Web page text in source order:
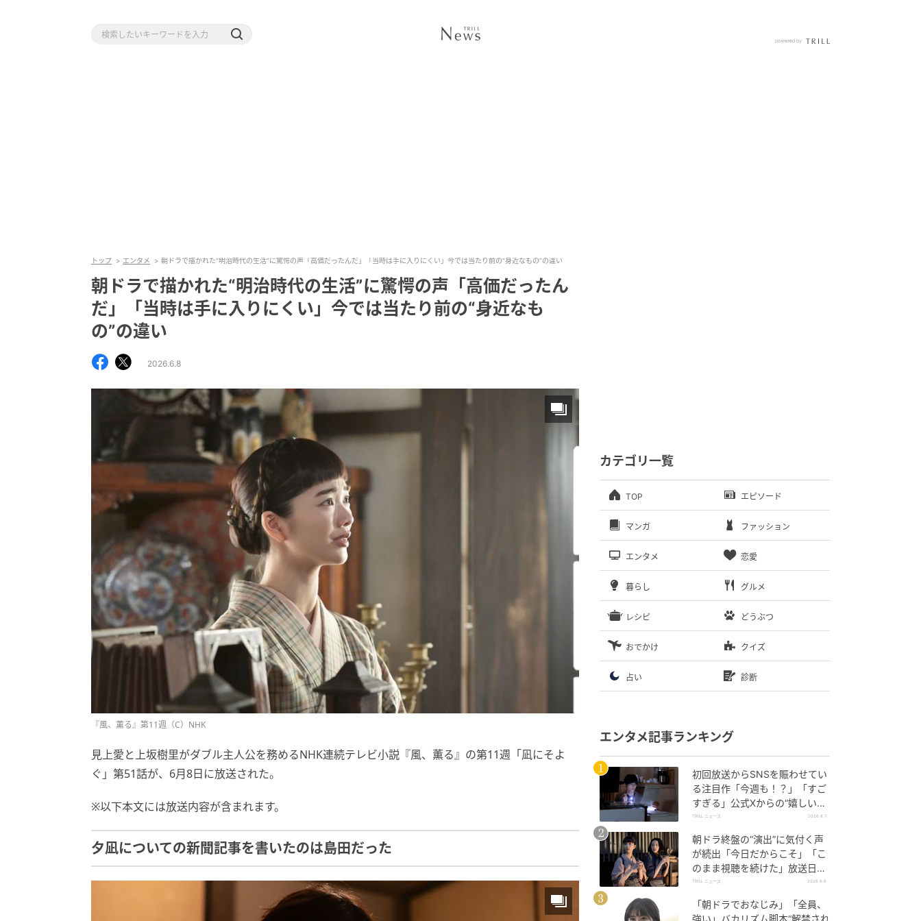
トップ エンタメ 朝ドラで描かれた“明治時代の生活”に驚愕の声「高価だったんだ」「当時は手に入りにくい」今では当たり前の“身近なもの”の違い
朝ドラで描かれた“明治時代の生活”に驚愕の声「高価だったん
だ」「当時は手に入りにくい」今では当たり前の“身近なも
の”の違い
2026.6.8
『風、薫る』第11週（C）NHK
見上愛と上坂樹里がダブル主人公を務めるNHK連続テレビ小説『風、薫る』の第11週​​「凪にそよ
ぐ」第51話が、6月8日に放送された。
※以下本文には放送内容が含まれます。
夕凪についての新聞記事を書いたのは島田だった
カテゴリ一覧
TOP エピソード
マンガ ファッション
エンタメ 恋愛
暮らし グルメ
レシピ どうぶつ
おでかけ クイズ
占い 診断
エンタメ記事ランキング
初回放送からSNSを賑わせてい
る注目作「今週も！？」「すご
すぎる」公式Xからの“嬉しい報
告”に視聴者歓喜【土曜ドラマ】
TRILL ニュース 2026.8.7
朝ドラ終盤の“演出”に気付く声
が続出「今日だからこそ」「こ
のまま視聴を続けた」放送日に
重ねた“意味”
TRILL ニュース 2026.8.6
「朝ドラでおなじみ」「全員、
強い」バカリズム脚本“解禁され